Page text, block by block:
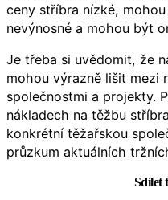
ceny stříbra nízké,
nevýnosné a mohou být
Je třeba si uvědomit, že
mohou výrazně lišit mezi
společnostmi a projekty.
nákladech na těžbu
konkrétní těžařskou
průzkum aktuálních
Sdílet